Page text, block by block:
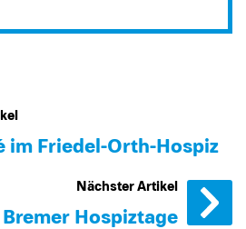
im Friedel-Orth-Hospiz
Nächster Artikel
Bremer Hospiztage